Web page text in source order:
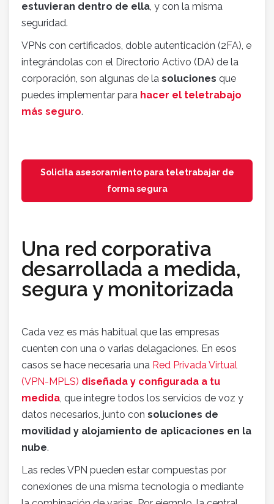
estuvieran dentro de ella, y con la misma
seguridad.
VPNs con certificados, doble autenticación (2FA), e
integrándolas con el Directorio Activo (DA) de la
corporación, son algunas de la soluciones que
puedes implementar para hacer el teletrabajo
más seguro.
Solicita asesoramiento para teletrabajar de
forma segura
Una red corporativa
desarrollada a medida,
segura y monitorizada
Cada vez es más habitual que las empresas
cuenten con una o varias delagaciones. En esos
casos se hace necesaria una Red Privada Virtual
(VPN-MPLS) diseñada y configurada a tu
medida, que integre todos los servicios de voz y
datos necesarios, junto con soluciones de
movilidad y alojamiento de aplicaciones en la
nube.
Las redes VPN pueden estar compuestas por
conexiones de una misma tecnología o mediante